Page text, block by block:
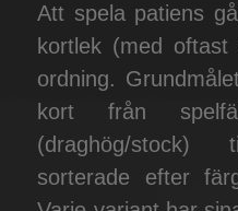
Att spela patiens
kortlek (med
ordning.
kort från
(draghög/
sorterade efter